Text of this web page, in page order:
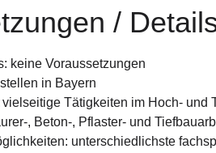
/
keine Voraussetzungen
in Bayern
Tätigkeiten im Hoch- und
, Beton-, Pflaster- und
unterschiedlichste